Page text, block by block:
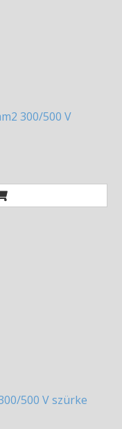
300/500 V
500 V szürke